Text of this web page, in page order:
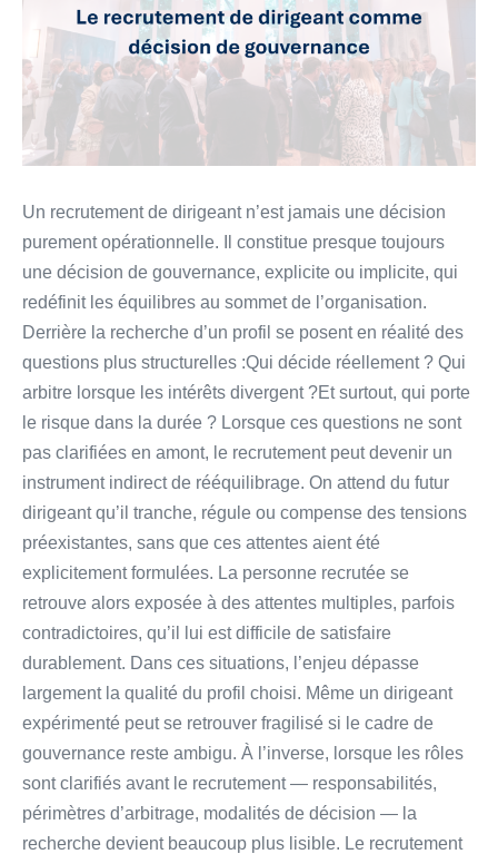
Un recrutement de dirigeant n’est jamais une décision
purement opérationnelle. Il constitue presque toujours
une décision de gouvernance, explicite ou implicite, qui
redéfinit les équilibres au sommet de l’organisation.
Derrière la recherche d’un profil se posent en réalité des
questions plus structurelles :Qui décide réellement ? Qui
arbitre lorsque les intérêts divergent ?Et surtout, qui porte
le risque dans la durée ? Lorsque ces questions ne sont
pas clarifiées en amont, le recrutement peut devenir un
instrument indirect de rééquilibrage. On attend du futur
dirigeant qu’il tranche, régule ou compense des tensions
préexistantes, sans que ces attentes aient été
explicitement formulées. La personne recrutée se
retrouve alors exposée à des attentes multiples, parfois
contradictoires, qu’il lui est difficile de satisfaire
durablement. Dans ces situations, l’enjeu dépasse
largement la qualité du profil choisi. Même un dirigeant
expérimenté peut se retrouver fragilisé si le cadre de
gouvernance reste ambigu. À l’inverse, lorsque les rôles
sont clarifiés avant le recrutement — responsabilités,
périmètres d’arbitrage, modalités de décision — la
recherche devient beaucoup plus lisible. Le recrutement